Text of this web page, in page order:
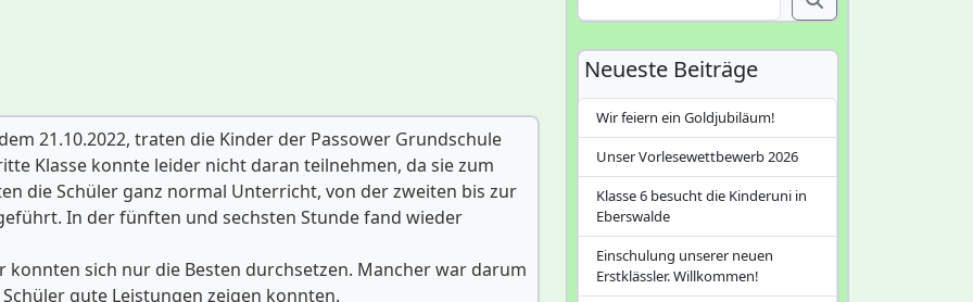
21.10.2022, traten die Kinder der Passower Grundschule
Klasse konnte leider nicht daran teilnehmen, da sie zum
die Schüler ganz normal Unterricht, von der zweiten bis zur
In der fünften und sechsten Stunde fand wieder
sich nur die Besten durchsetzen. Mancher war darum
gute Leistungen zeigen konnten.
c
h
Neueste Beiträge
Wir feiern ein Goldjubiläum!
Unser Vorlesewettbewerb 2026
Klasse 6 besucht die Kinderuni in
Eberswalde
Einschulung unserer neuen
Erstklässler. Willkommen!